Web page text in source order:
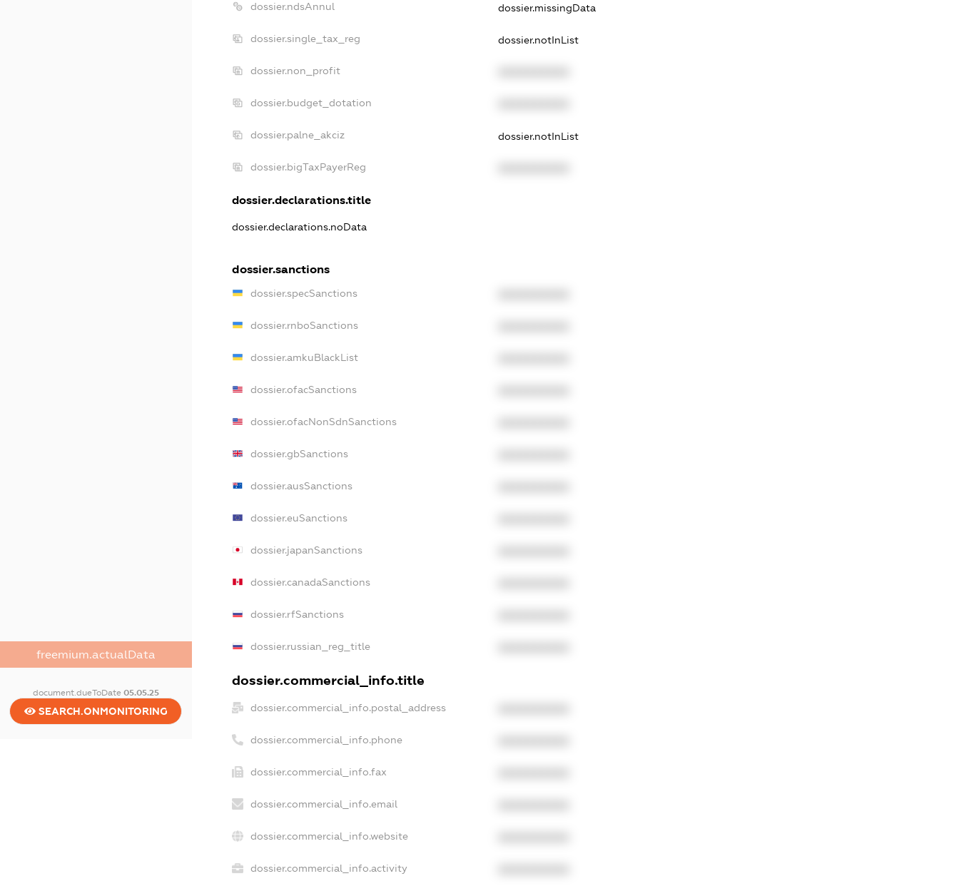
freemium.actualData
document.dueToDate 05.05.25
SEARCH.ONMONITORING
dossier.ndsAnnul dossier.missingData
dossier.single_tax_reg dossier.notInList
dossier.non_profit
dossier.budget_dotation
dossier.palne_akciz dossier.notInList
dossier.bigTaxPayerReg
dossier.declarations.title
dossier.declarations.noData
dossier.sanctions
dossier.specSanctions
dossier.rnboSanctions
dossier.amkuBlackList
dossier.ofacSanctions
dossier.ofacNonSdnSanctions
dossier.gbSanctions
dossier.ausSanctions
dossier.euSanctions
dossier.japanSanctions
dossier.canadaSanctions
dossier.rfSanctions
dossier.russian_reg_title
dossier.commercial_info.title
dossier.commercial_info.postal_address
dossier.commercial_info.phone
dossier.commercial_info.fax
dossier.commercial_info.email
dossier.commercial_info.website
dossier.commercial_info.activity